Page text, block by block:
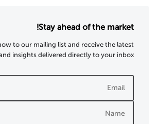
Stay ahead of the market!
to our mailing list and receive the latest
insights delivered directly to your inbox.